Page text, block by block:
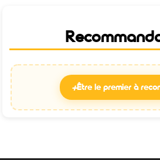
+Être le premier à